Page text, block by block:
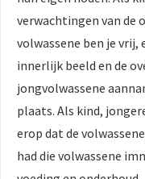
verwachtingen van de
volwassene ben je
innerlijk beeld en de
jongvolwassene
plaats. Als kind,
erop dat de
had die volwassene